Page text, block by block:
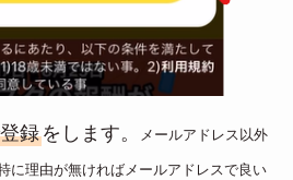
録をします。 メールアドレス以外
に理由が無ければメールアドレスで良い